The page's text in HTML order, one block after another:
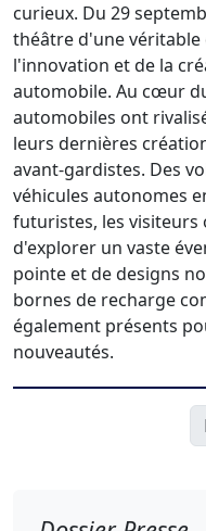
curieux. Du 29
théâtre d'une
l'innovation et de la
automobile. Au cœur
automobiles ont
leurs dernières
avant-gardistes. Des
véhicules autonomes
futuristes, les
d'explorer un vaste
pointe et de designs
bornes de recharge
également présents
nouveautés.